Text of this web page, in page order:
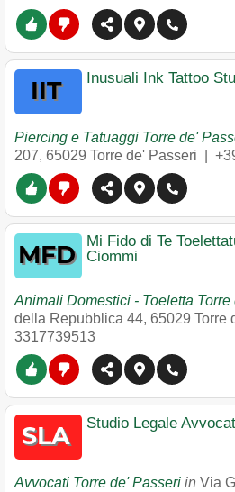
Inusuali Ink Tattoo
Piercing e Tatuaggi Torre de'
207, 65029 Torre de' Passeri
Mi Fido di Te
Ciommi
Animali Domestici - Toeletta Torre
della Repubblica 44, 65029 Torre
3317739513
Studio Legale
Avvocati Torre de' Passeri in Via